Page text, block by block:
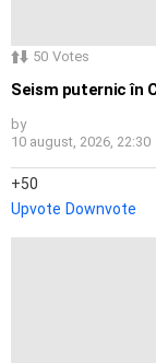
50 Votes
Seism puternic în
by
10 august, 2026, 22:30
50
Upvote Downvote